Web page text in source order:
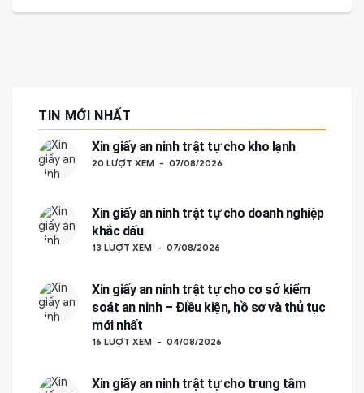
TIN MỚI NHẤT
Xin giấy an ninh trật tự cho kho lạnh
20 LƯỢT XEM 07/08/2026
Xin giấy an ninh trật tự cho doanh nghiệp
khắc dấu
13 LƯỢT XEM 07/08/2026
Xin giấy an ninh trật tự cho cơ sở kiểm
soát an ninh – Điều kiện, hồ sơ và thủ tục
mới nhất
16 LƯỢT XEM 04/08/2026
Xin giấy an ninh trật tự cho trung tâm